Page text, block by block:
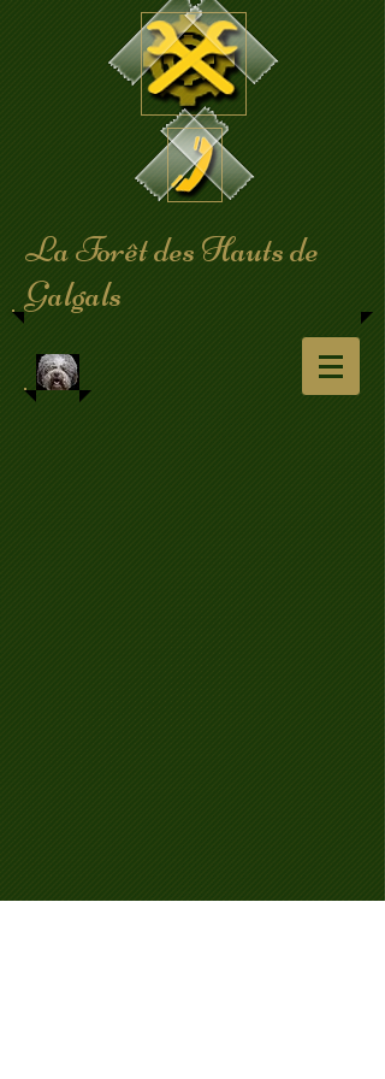
​La Forêt des Hauts de
Galgals